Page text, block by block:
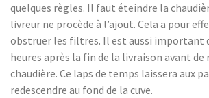
quelques règles. Il faut éteindre la
livreur ne procède à l’ajout. Cela a pour
obstruer les filtres. Il est aussi important
heures après la fin de la livraison avant de
chaudière. Ce laps de temps laissera aux
redescendre au fond de la cuve.